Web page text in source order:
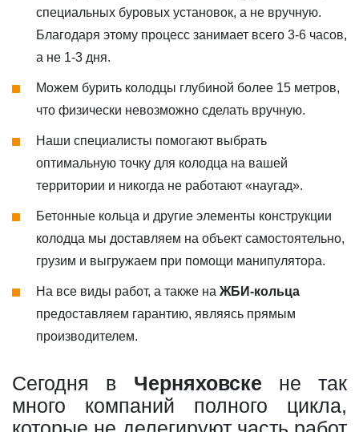
специальных буровых установок, а не вручную.
Благодаря этому процесс занимает всего 3-6 часов,
а не 1-3 дня.
Можем бурить колодцы глубиной более 15 метров,
что физически невозможно сделать вручную.
Наши специалисты помогают выбрать
оптимальную точку для колодца на вашей
территории и никогда не работают «наугад».
Бетонные кольца и другие элементы конструкции
колодца мы доставляем на объект самостоятельно,
грузим и выгружаем при помощи манипулятора.
На все виды работ, а также на ЖБИ-кольца
предоставляем гарантию, являясь прямым
производителем.
Сегодня в Черняховске не так
много компаний полного цикла,